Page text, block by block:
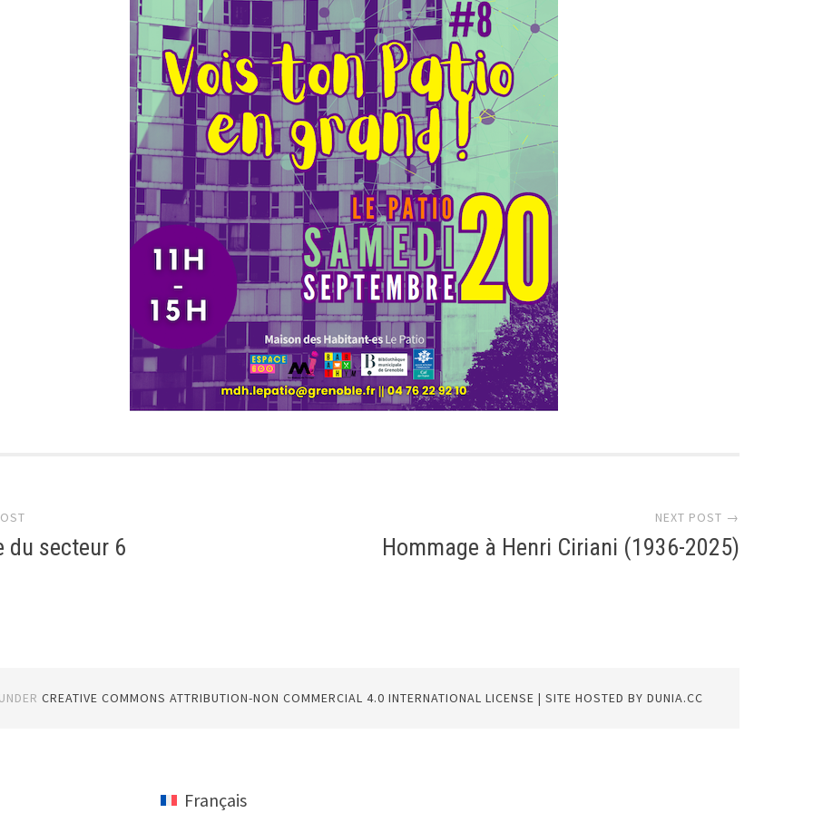
du secteur 6
NEXT POST →
Hommage à Henri Ciriani (1936-2025)
CREATIVE COMMONS ATTRIBUTION-NON COMMERCIAL 4.0 INTERNATIONAL LICENSE| SITE HOSTED BYDUNIA.CC
Français